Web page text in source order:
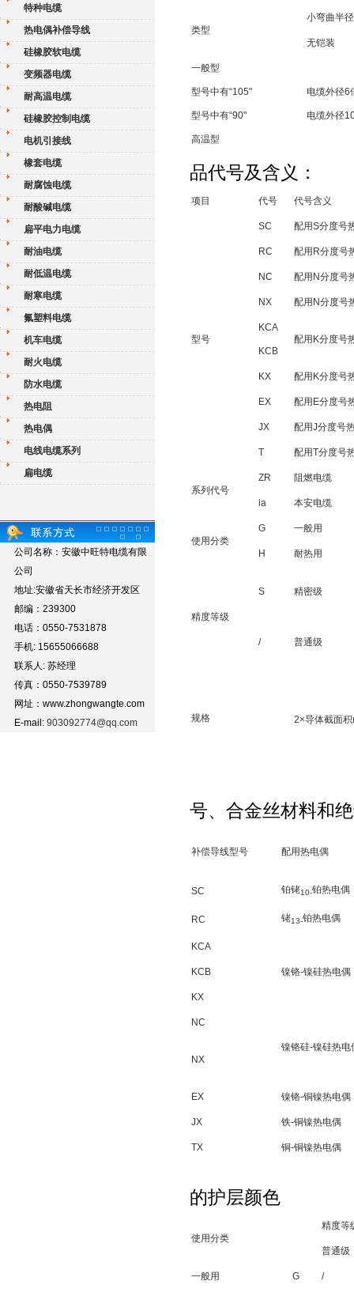
特种电缆
热电偶补偿导线
硅橡胶软电缆
变频器电缆
耐高温电缆
硅橡胶控制电缆
电机引接线
橡套电缆
耐腐蚀电缆
耐酸碱电缆
扁平电力电缆
耐油电缆
耐低温电缆
耐寒电缆
氟塑料电缆
机车电缆
耐火电缆
防水电缆
热电阻
热电偶
电线电缆系列
扁电缆
公司名称：安徽中旺特电缆有限
公司
地址:安徽省天长市经济开发区
邮编：239300
电话：0550-7531878
手机: 15655066688
联系人: 苏经理
传真：0550-7539789
网址：www.zhongwangte.com
E-mail: 903092774@qq.com
类型
小弯曲半径
无铠装
一般型
型号中有“105"
型号中有“90"
高温型
电缆外径6
电缆外径
品代号及含义：
项目 代号 代号含义
型号
SC 配用S分度号
RC 配用R分度号
NC 配用N分度号
NX 配用N分度号
KCA
KCB
配用K分度号
KX 配用K分度号
EX 配用E分度号
JX 配用J分度号
T 配用T分度号
系列代号
ZR 阻燃电缆
ia 本安电缆
使用分类
G 一般用
H 耐热用
精度等级
S 精密级
/ 普通级
规格 2×导体截面
号、合金丝材料和
补偿导线型号 配用热电偶
SC 铂铑10-铂热电偶
RC 铑13-铂热电偶
KCA
镍铬-镍硅热电偶
KCB
KX
NC
镍铬硅-镍硅热电
NX
EX 镍铬-铜镍热电偶
JX 铁-铜镍热电偶
TX 铜-铜镍热电偶
的护层颜色
使用分类
精度等
普通级
一般用 G /